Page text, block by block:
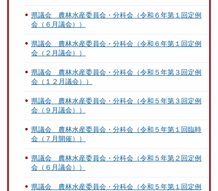
県議会 農林水産委員会・分科会（令和６年第１回定例
会（６月議会））
県議会 農林水産委員会・分科会（令和６年第１回定例
会（２月議会））
県議会 農林水産委員会・分科会（令和５年第３回定例
会（１２月議会））
県議会 農林水産委員会・分科会（令和５年第３回定例
会（９月議会））
県議会 農林水産委員会・分科会（令和５年第１回臨時
会（７月開催））
県議会 農林水産委員会・分科会（令和５年第２回定例
会（６月議会））
県議会 農林水産委員会・分科会（令和５年第１回定例